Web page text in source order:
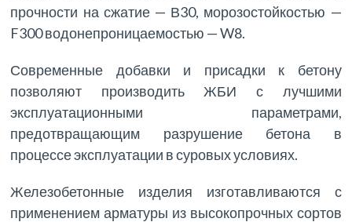
прочности на сжатие — В30, морозостойкостью —
F300 водонепроницаемостью — W8.
Современные добавки и присадки к бетону
позволяют производить ЖБИ с лучшими
эксплуатационными параметрами,
предотвращающим разрушение бетона в
процессе эксплуатации в суровых условиях.
Железобетонные изделия изготавливаются с
применением арматуры из высокопрочных сортов